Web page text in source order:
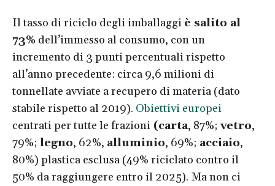
Il tasso di riciclo degli imballaggi è salito al
73% dell’immesso al consumo, con un
incremento di 3 punti percentuali rispetto
all’anno precedente: circa 9,6 milioni di
tonnellate avviate a recupero di materia (dato
stabile rispetto al 2019). Obiettivi europei
centrati per tutte le frazioni (carta, 87%;vetro,
79%; legno, 62%, alluminio, 69%; acciaio,
80%) plastica esclusa (49% riciclato contro il
50% da raggiungere entro il 2025). Ma non ci